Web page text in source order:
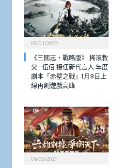
08/01/2022
《三國志・戰略版》 搖滾教
父—伍佰 接任新代言人 年度
劇本「赤壁之戰」1月8日上
線再創遊戲高峰
06/08/2021